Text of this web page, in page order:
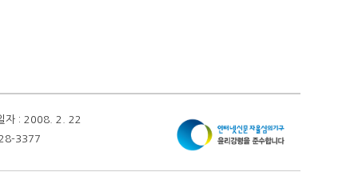
자 : 2008. 2. 22
3377